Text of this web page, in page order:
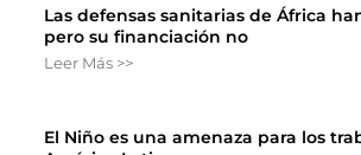
Las defensas sanitarias de África
pero su financiación no
Leer Más >>
El Niño es una amenaza para los